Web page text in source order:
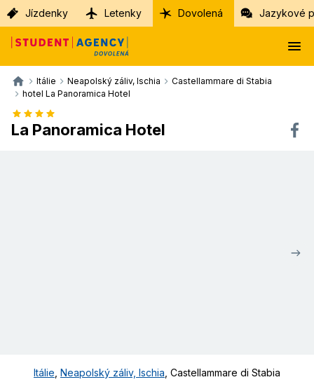
Jízdenky Letenky Dovolená Jazykové
Itálie Neapolský záliv, Ischia
Castellammare di Stabia
hotel La Panoramica Hotel
La Panoramica Hotel
Itálie Neapolský záliv, Ischia Castellammare di Stabia